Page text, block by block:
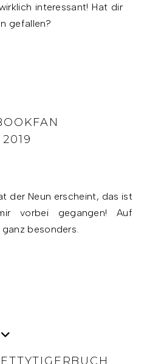
interessant! Hat dir
gefallen?
der Neun erscheint, das ist
vorbei gegangen! Auf
besonders.